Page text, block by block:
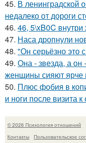
45. В ленинградской
недалеко от дороги
46. 46, 5\xB0C внутри
47. Наса дропнули
48. "Он серьёзно это
49. Она - звезда, а он
женщины сияют ярче
50. Плюс фобия в
и ноги после визита к
© 2026 Психология отношений
Контакты
Пользовательское